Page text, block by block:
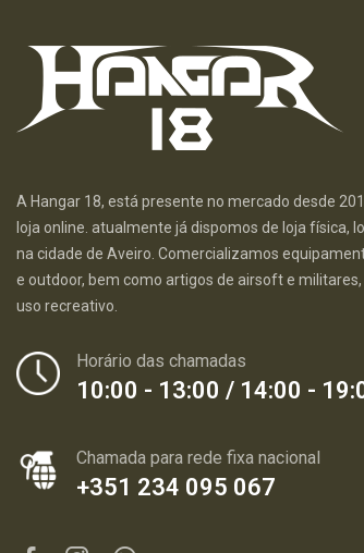
A Hangar 18, está presente no mercado desde
loja online. atualmente já dispomos de loja física,
na cidade de Aveiro. Comercializamos
e outdoor, bem como artigos de airsoft e
uso recreativo.
Horário das chamadas
10:00 - 13:00 / 14:00 -
Chamada para rede fixa nacional
+351 234 095 067